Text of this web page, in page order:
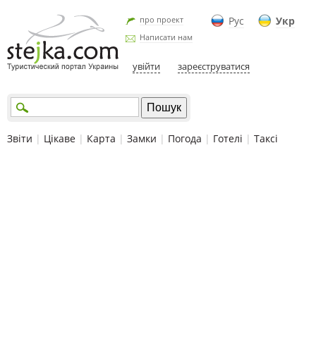
Рус Укр
про проект
Написати нам
увійти зареєструватися
Звіти | Цікаве | Карта | Замки | Погода | Готелі | Таксі